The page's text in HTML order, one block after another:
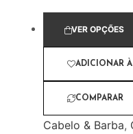
VER OPÇÕES
ADICIONAR
COMPARAR
Cabelo & Barba,